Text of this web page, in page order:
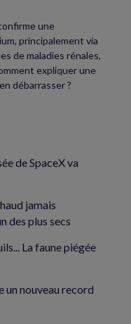
une
principalement via
de maladies rénales,
expliquer une
débarrasser ?
de SpaceX va
jamais
des plus secs
La faune piégée
un nouveau record